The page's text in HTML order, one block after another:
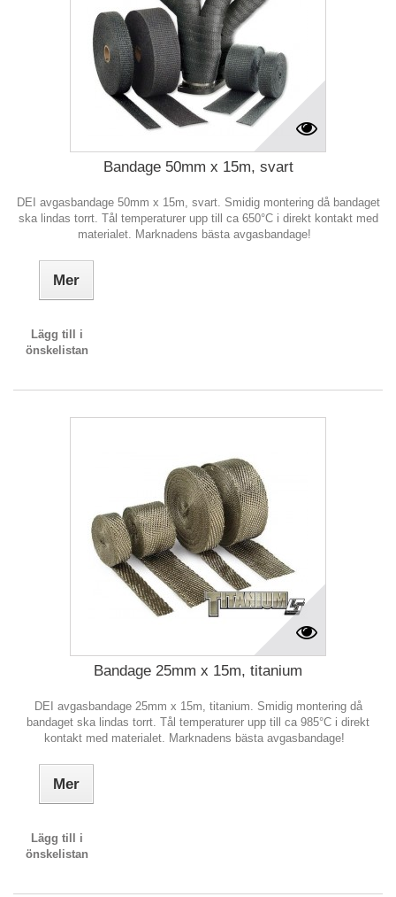
Bandage 50mm x 15m, svart
DEI avgasbandage 50mm x 15m, svart. Smidig montering då bandaget
ska lindas torrt. Tål temperaturer upp till ca 650°C i direkt kontakt med
materialet. Marknadens bästa avgasbandage!
Mer
Lägg till i
önskelistan
Bandage 25mm x 15m, titanium
DEI avgasbandage 25mm x 15m, titanium. Smidig montering då
bandaget ska lindas torrt. Tål temperaturer upp till ca 985°C i direkt
kontakt med materialet. Marknadens bästa avgasbandage!
Mer
Lägg till i
önskelistan